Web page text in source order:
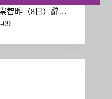
智昨（8日）辭…
09